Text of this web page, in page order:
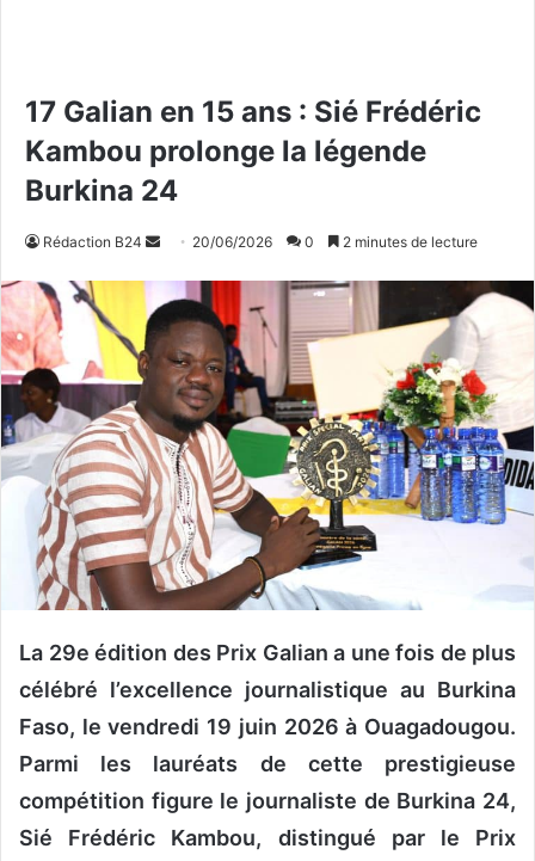
17 Galian en 15 ans : Sié Frédéric
Kambou prolonge la légende
Burkina 24
Rédaction B24
v
o
y
u
n
c
o
u
r
r
l
20/06/2026 0 2 minutes de lecture
La 29e édition des Prix Galian a une fois de plus
célébré l’excellence journalistique au Burkina
Faso, le vendredi 19 juin 2026 à Ouagadougou.
Parmi les lauréats de cette prestigieuse
compétition figure le journaliste de Burkina 24,
Sié Frédéric Kambou, distingué par le Prix